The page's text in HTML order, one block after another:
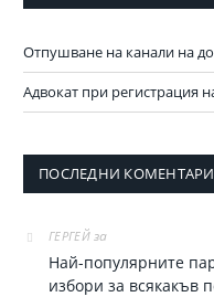
Отпушване на канали на
Адвокат при регистрация
ПОСЛЕДНИ КОМЕНТАРИ
ГЕРГЕЙза
Най-популярните
избори за всякакъв